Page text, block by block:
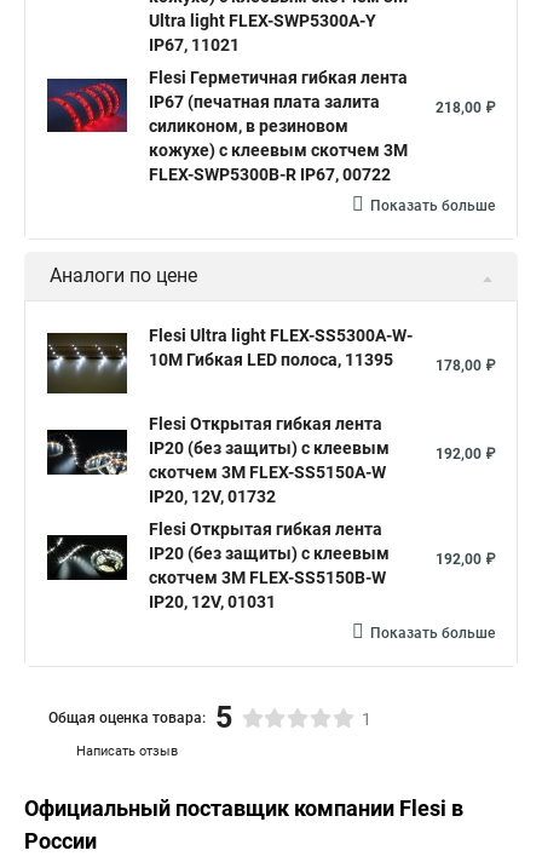
Ultra light FLEX-SWP5300A-Y
IP67, 11021
Flesi Герметичная гибкая лента
IP67 (печатная плата залита
силиконом, в резиновом
кожухе) с клеевым скотчем 3М
FLEX-SWP5300B-R IP67, 00722
218,00 ₽
Показать больше
Аналоги по цене
Flesi Ultra light FLEX-SS5300A-W-
10M Гибкая LED полоса, 11395
178,00 ₽
Flesi Открытая гибкая лента
IP20 (без защиты) с клеевым
скотчем 3М FLEX-SS5150A-W
IP20, 12V, 01732
192,00 ₽
Flesi Открытая гибкая лента
IP20 (без защиты) с клеевым
скотчем 3М FLEX-SS5150B-W
IP20, 12V, 01031
192,00 ₽
Показать больше
Написать отзыв
Общая оценка товара: 5 1
Официальный поставщик компании Flesi в
России